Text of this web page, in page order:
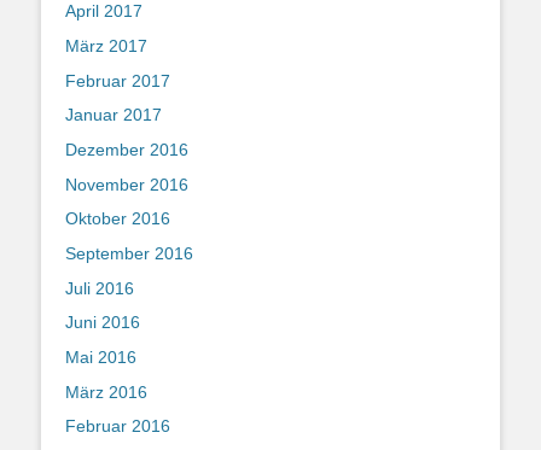
April 2017
März 2017
Februar 2017
Januar 2017
Dezember 2016
November 2016
Oktober 2016
September 2016
Juli 2016
Juni 2016
Mai 2016
März 2016
Februar 2016